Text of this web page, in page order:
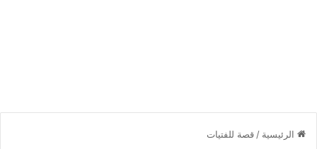
الرئيسية / قصة للفتيات